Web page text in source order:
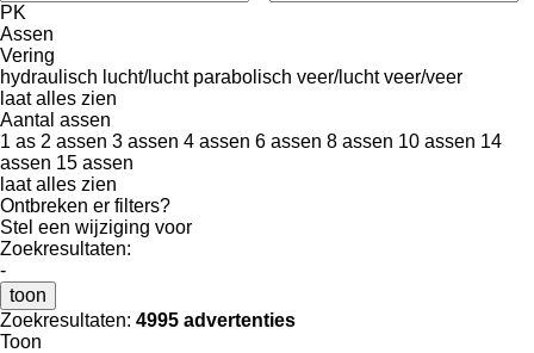
PK
Assen
Vering
hydraulisch lucht/lucht parabolisch veer/lucht veer/veer
laat alles zien
Aantal assen
1 as 2 assen 3 assen 4 assen 6 assen 8 assen 10 assen 14
assen 15 assen
laat alles zien
Ontbreken er filters?
Stel een wijziging voor
Zoekresultaten:
-
toon
Zoekresultaten: 4995 advertenties
Toon